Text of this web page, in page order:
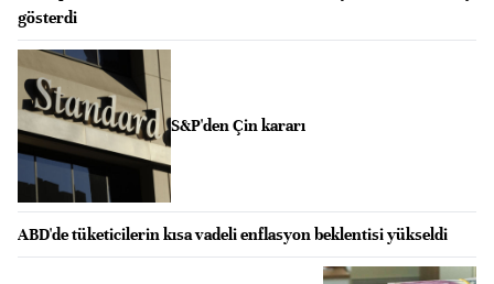
gösterdi
S&P'den Çin kararı
ABD'de tüketicilerin kısa vadeli enflasyon beklentisi yükseldi